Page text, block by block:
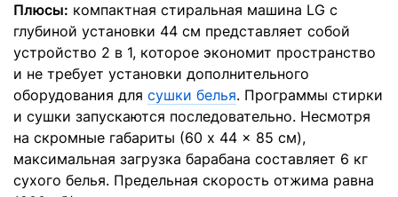
Плюсы: компактная стиральная машина LG с
глубиной установки 44 см представляет собой
устройство 2 в 1, которое экономит пространство
и не требует установки дополнительного
оборудования для сушки белья. Программы стирки
и сушки запускаются последовательно. Несмотря
на скромные габариты (60 x 44 x 85 см),
максимальная загрузка барабана составляет 6 кг
сухого белья. Предельная скорость отжима равна